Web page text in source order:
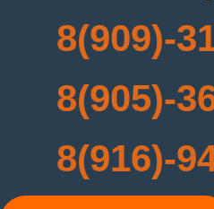
8(909)-
8(905)-
8(916)-